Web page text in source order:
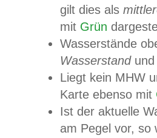
gilt dies als
mit Grün
Wasserstände
Wasserstandund
Liegt kein MHW
Karte ebenso mit
Ist der aktuelle
am Pegel vor,